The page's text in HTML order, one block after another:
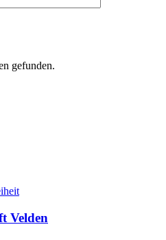
gefunden.
Velden